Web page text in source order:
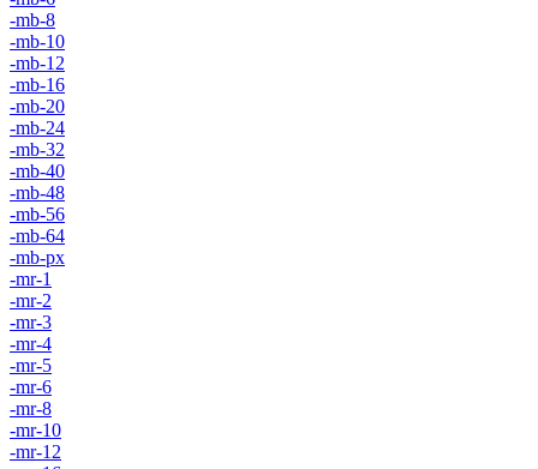
-mb-8
-mb-10
-mb-12
-mb-16
-mb-20
-mb-24
-mb-32
-mb-40
-mb-48
-mb-56
-mb-64
-mb-px
-mr-1
-mr-2
-mr-3
-mr-4
-mr-5
-mr-6
-mr-8
-mr-10
-mr-12